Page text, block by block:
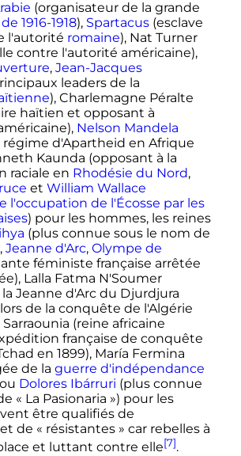
(organisateur de la grande
1916-1918), Spartacus(esclave
l'autorité romaine), Nat Turner
contre l'autorité américaine),
, Jean-Jacques
leaders de la
), Charlemagne Péralte
haïtien et opposant à
Nelson Mandela
régime d'Apartheid en Afrique
Kaunda (opposant à la
raciale en Rhodésie du Nord,
et William Wallace
l'occupation de l'Écosse par les
) pour les hommes, les reines
(plus connue sous le nom de
Jeanne d'Arc, Olympe de
féministe française arrêtée
Lalla Fatma N'Soumer
Jeanne d'Arc du Djurdjura
de la conquête de l'Algérie
Sarraounia (reine africaine
française de conquête
en 1899), María Fermina
de la guerre d'indépendance
Dolores Ibárruri (plus connue
« La Pasionaria ») pour les
être qualifiés de
de « résistantes » car rebelles à
et luttant contre elle[7].